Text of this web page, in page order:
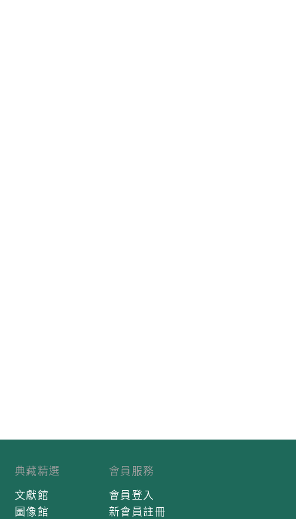
典藏精選
文獻館
圖像館
會員服務
會員登入
新會員註冊